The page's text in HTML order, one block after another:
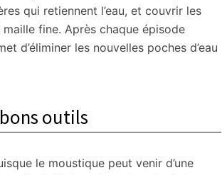
qui retiennent l’eau, et couvrir les
fine. Après chaque épisode
d’éliminer les nouvelles poches d’eau
outils
le moustique peut venir d’une